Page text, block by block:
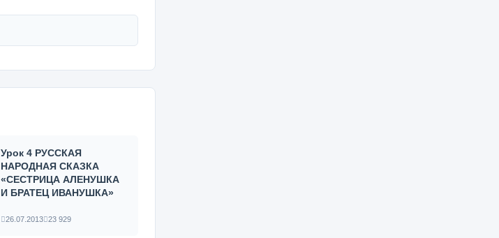
Урок 4 РУССКАЯ
НАРОДНАЯ СКАЗКА
«СЕСТРИЦА АЛЕНУШКА
И БРАТЕЦ ИВАНУШКА»
26.07.2013 23 929